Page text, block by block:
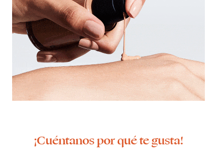
¡Cuéntanos por qué te gusta!